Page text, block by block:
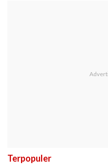
Terpopuler